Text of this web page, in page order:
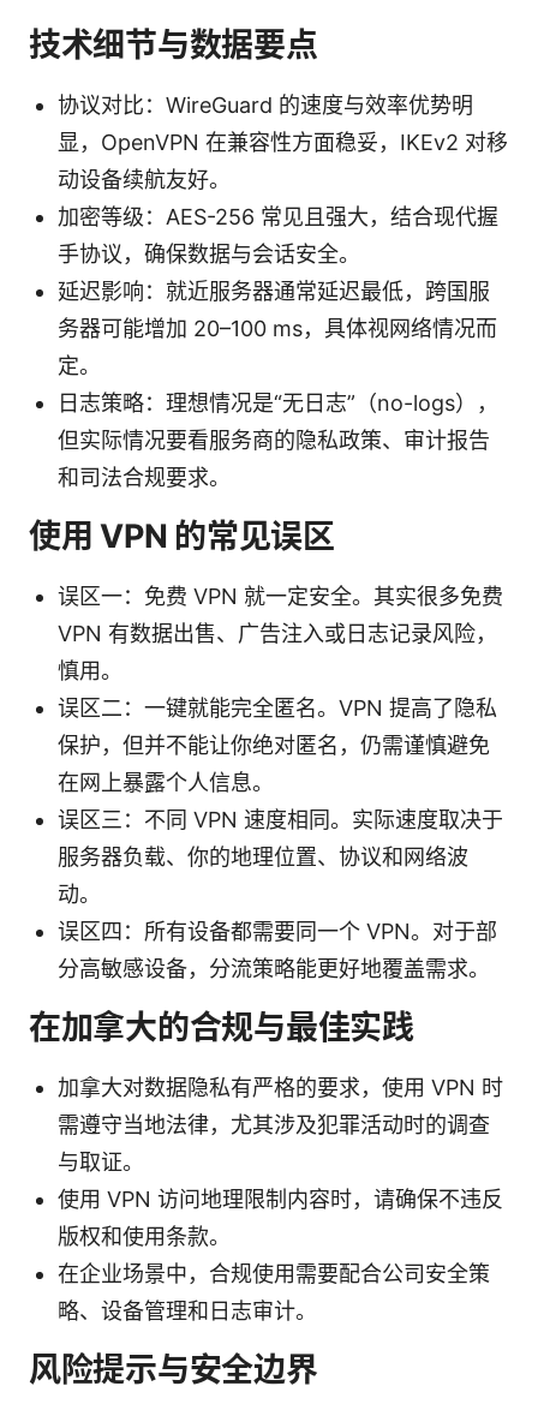
技术细节与数据要点
协议对比：WireGuard 的速度与效率优势明
显，OpenVPN 在兼容性方面稳妥，IKEv2 对移
动设备续航友好。
加密等级：AES-256 常见且强大，结合现代握
手协议，确保数据与会话安全。
延迟影响：就近服务器通常延迟最低，跨国服
务器可能增加 20–100 ms，具体视网络情况而
定。
日志策略：理想情况是“无日志”（no-logs），
但实际情况要看服务商的隐私政策、审计报告
和司法合规要求。
使用 VPN 的常见误区
误区一：免费 VPN 就一定安全。其实很多免费
VPN 有数据出售、广告注入或日志记录风险，
慎用。
误区二：一键就能完全匿名。VPN 提高了隐私
保护，但并不能让你绝对匿名，仍需谨慎避免
在网上暴露个人信息。
误区三：不同 VPN 速度相同。实际速度取决于
服务器负载、你的地理位置、协议和网络波
动。
误区四：所有设备都需要同一个 VPN。对于部
分高敏感设备，分流策略能更好地覆盖需求。
在加拿大的合规与最佳实践
加拿大对数据隐私有严格的要求，使用 VPN 时
需遵守当地法律，尤其涉及犯罪活动时的调查
与取证。
使用 VPN 访问地理限制内容时，请确保不违反
版权和使用条款。
在企业场景中，合规使用需要配合公司安全策
略、设备管理和日志审计。
风险提示与安全边界